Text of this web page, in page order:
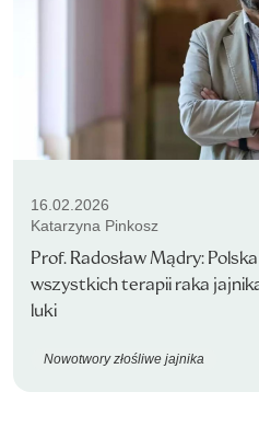
16.02.2026
Katarzyna Pinkosz
Prof. Radosław Mądry:
wszystkich terapii raka
luki
Nowotwory złośliwe jajnika